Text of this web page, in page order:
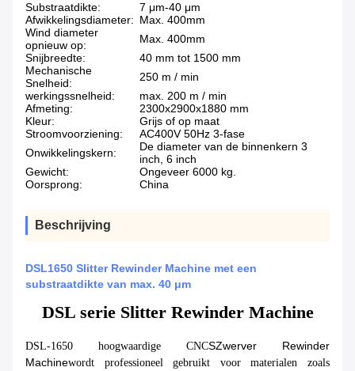
Substraatdikte:
7 μm-40 μm
Afwikkelingsdiameter: Max. 400mm
Wind diameter
opnieuw op:
Max. 400mm
Snijbreedte:
40 mm tot 1500 mm
Mechanische
Snelheid:
250 m / min
werkingssnelheid:
max. 200 m / min
Afmeting:
2300x2900x1880 mm
Kleur:
Grijs of op maat
Stroomvoorziening:
AC400V 50Hz 3-fase
Onwikkelingskern:
De diameter van de binnenkern 3
inch, 6 inch
Gewicht:
Ongeveer 6000 kg.
Oorsprong:
China
Beschrijving
DSL1650 Slitter Rewinder Machine met een
substraatdikte van max. 40 μm
DSL serie Slitter Rewinder Machine
DSL-1650 hoogwaardige CNCSZwerver Rewinder
Machinewordt professioneel gebruikt voor materialen zoals